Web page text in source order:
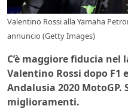
Valentino Rossi alla Yamaha
annuncio (Getty Images)
C’è maggiore fiducia nel
Valentino Rossi dopo F1
Andalusia 2020
miglioramenti.